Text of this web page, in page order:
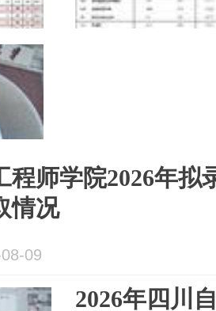
程师学院2026年拟
情况
09
2026年四川